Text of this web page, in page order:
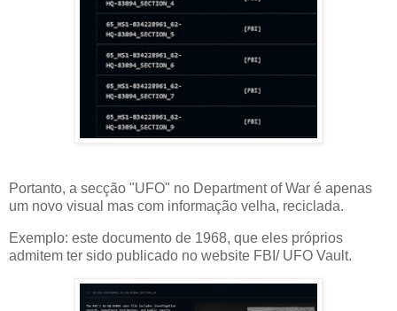
Portanto, a secção "UFO" no Department of War é apenas
um novo visual mas com informação velha, reciclada.
Exemplo: este documento de 1968, que eles próprios
admitem ter sido publicado no website FBI/ UFO Vault.